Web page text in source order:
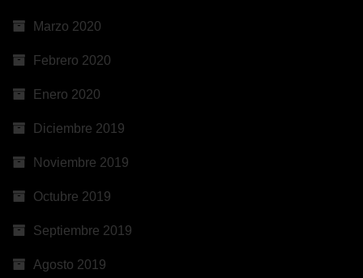
Marzo 2020
Febrero 2020
Enero 2020
Diciembre 2019
Noviembre 2019
Octubre 2019
Septiembre 2019
Agosto 2019